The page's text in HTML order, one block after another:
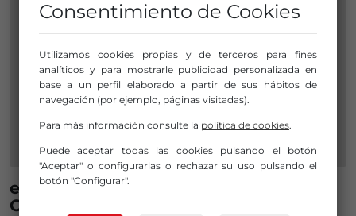
este domingo feria agrícola en
Ortuella
Consentimiento de Cookies
Utilizamos cookies propias y de terceros para fines
analíticos y para mostrarle publicidad personalizada en
base a un perfil elaborado a partir de sus hábitos de
navegación (por ejemplo, páginas visitadas).
Para más información consulte la política de cookies.
Puede aceptar todas las cookies pulsando el botón
"Aceptar" o configurarlas o rechazar su uso pulsando el
botón "Configurar".